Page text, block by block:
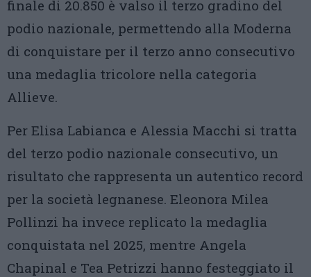
finale di 20.850 è valso il terzo gradino del
podio nazionale, permettendo alla Moderna
di conquistare per il terzo anno consecutivo
una medaglia tricolore nella categoria
Allieve.
Per Elisa Labianca e Alessia Macchi si tratta
del terzo podio nazionale consecutivo, un
risultato che rappresenta un autentico record
per la società legnanese. Eleonora Milea
Pollinzi ha invece replicato la medaglia
conquistata nel 2025, mentre Angela
Chapinal e Tea Petrizzi hanno festeggiato il